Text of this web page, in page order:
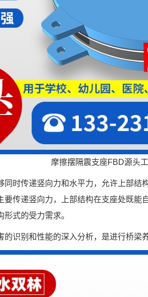
摩擦摆隔震支座FBD源头
同时传递竖向力和水平力，允许上部结
要传递竖向力，上部结构在支座处既能
式的受力需求。
的识别和性能的深入分析，是进行桥梁